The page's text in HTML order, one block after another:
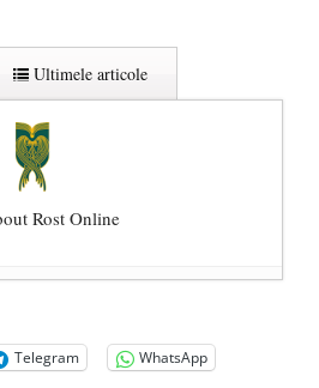
Ultimele articole
Rost Online
despre
Volodymyr
mai 2026
Telegram
WhatsApp